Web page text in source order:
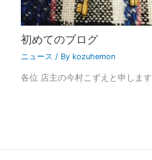
初めてのブログ
ニュース / By kozuhemon
各位 店主の今村こずえと申します